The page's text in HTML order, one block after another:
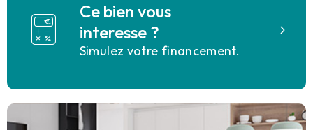
Ce bien vous
interesse ?
Simulez votre financement.